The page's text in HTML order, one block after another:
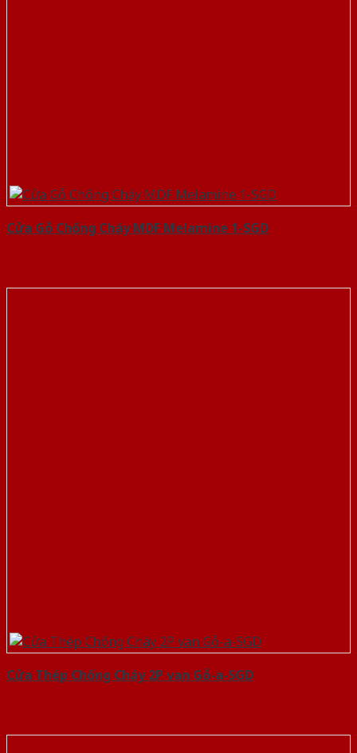
Cửa Gỗ Chống Cháy MDF Melamine 1-SGD
Cửa Thép Chống Cháy 2P van Gỗ-a-SGD